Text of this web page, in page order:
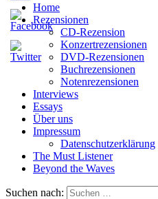
Home
Rezensionen
CD-Rezension
Konzertrezensionen
DVD-Rezensionen
Buchrezensionen
Notenrezensionen
Interviews
Essays
Über uns
Impressum
Datenschutzerklärung
The Must Listener
Beyond the Waves
Suchen nach: